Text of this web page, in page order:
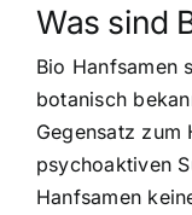
Was sind
Bio Hanfsamen
botanisch
Gegensatz zum
psychoaktiven
Hanfsamen